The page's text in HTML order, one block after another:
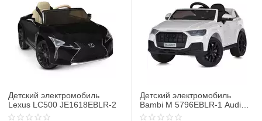
Детский электромобиль
Lexus LC500 JE1618EBLR-2
Детский электромобиль
Bambi M 5796EBLR-1 Audi
Q7